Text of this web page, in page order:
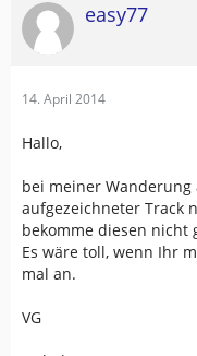
easy77
14. April 2014
Hallo,
bei meiner
aufgezeichneter Track
bekomme diesen nicht
Es wäre toll, wenn Ihr
mal an.
VG